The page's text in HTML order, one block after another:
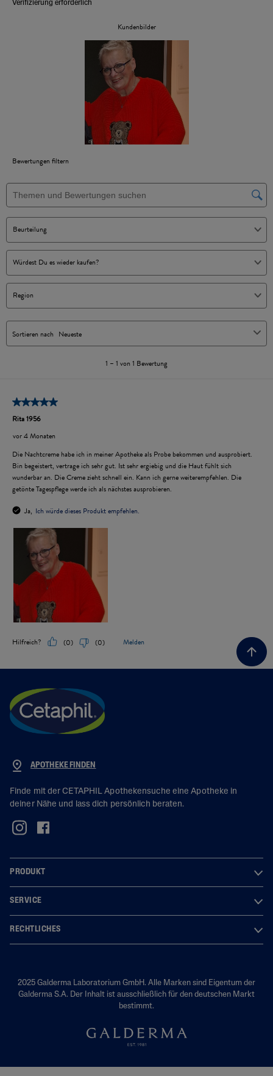
APOTHEKE FINDEN
Finde mit der CETAPHIL Apothekensuche eine Apotheke in
deiner Nähe und lass dich persönlich beraten.
PRODUKT
SERVICE
RECHTLICHES
2025 Galderma Laboratorium GmbH. Alle Marken sind Eigentum der
Galderma S.A. Der Inhalt ist ausschließlich für den deutschen Markt
bestimmt.